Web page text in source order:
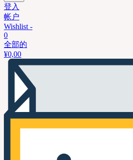
登入
帐户
Wishlist -
0
全部的
¥0,00